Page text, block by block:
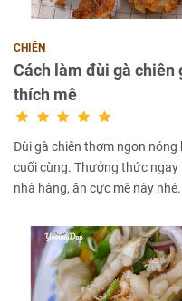
CHIÊN
Cách làm đùi gà chiên
thích mê
Đùi gà chiên thơm ngon
cuối cùng. Thưởng thức
nhà hàng, ăn cực mê này nhé.